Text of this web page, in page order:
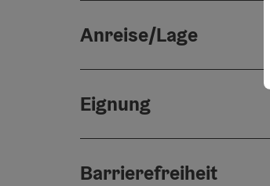
Anreise/Lage
Eignung
Barrierefreiheit